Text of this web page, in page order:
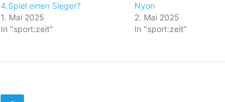
4.Spiel einen Sieger?
1. Mai 2025
In "sport:zeit"
Nyon
2. Mai 2025
In "sport:zeit"